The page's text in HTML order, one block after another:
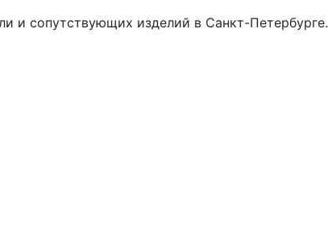
и сопутствующих изделий в Санкт-Петербурге.